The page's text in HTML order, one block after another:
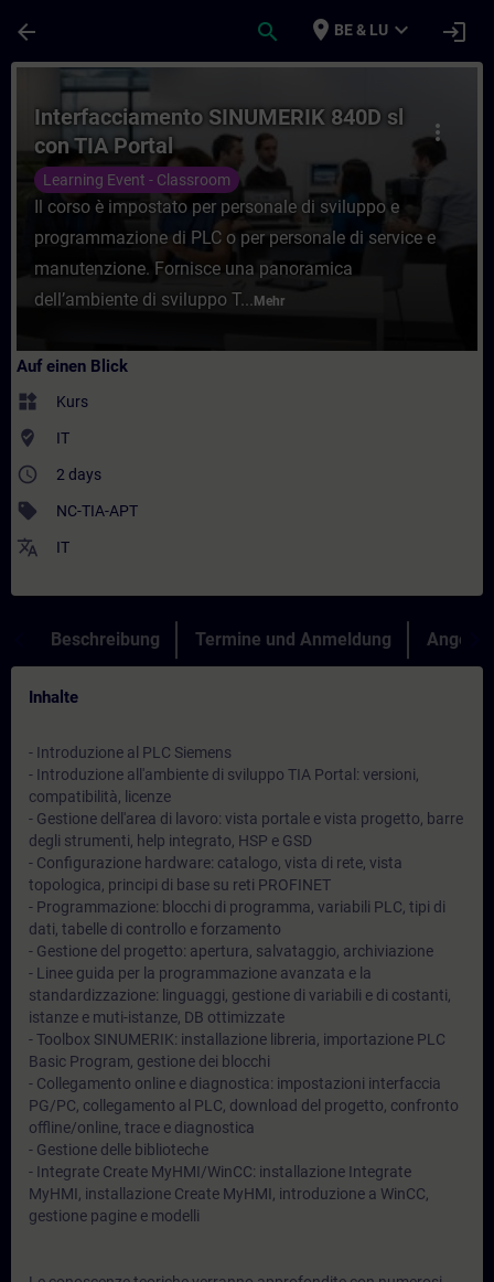
arrow_back search place BE & LU expand_more login
Kurs - Interfacciamento SINUMERIK
more_vert
Interfacciamento SINUMERIK 840D sl
con TIA Portal
Learning Event - Classroom
Il corso è impostato per personale di sviluppo e
programmazione di PLC o per personale di service e
manutenzione. Fornisce una panoramica
dell’ambiente di sviluppo T... Mehr
Auf einen Blick
widgets Kurs
where_to_vote IT
access_time 2 days
sell NC-TIA-APT
translate IT
Beschreibung Termine und Anmeldung Angebot
Inhalte
- Introduzione al PLC Siemens
- Introduzione all'ambiente di sviluppo TIA Portal: versioni,
compatibilità, licenze
- Gestione dell'area di lavoro: vista portale e vista progetto, barre
degli strumenti, help integrato, HSP e GSD
- Configurazione hardware: catalogo, vista di rete, vista
topologica, principi di base su reti PROFINET
- Programmazione: blocchi di programma, variabili PLC, tipi di
dati, tabelle di controllo e forzamento
- Gestione del progetto: apertura, salvataggio, archiviazione
- Linee guida per la programmazione avanzata e la
standardizzazione: linguaggi, gestione di variabili e di costanti,
istanze e muti-istanze, DB ottimizzate
- Toolbox SINUMERIK: installazione libreria, importazione PLC
Basic Program, gestione dei blocchi
- Collegamento online e diagnostica: impostazioni interfaccia
PG/PC, collegamento al PLC, download del progetto, confronto
offline/online, trace e diagnostica
- Gestione delle biblioteche
- Integrate Create MyHMI/WinCC: installazione Integrate
MyHMI, installazione Create MyHMI, introduzione a WinCC,
gestione pagine e modelli